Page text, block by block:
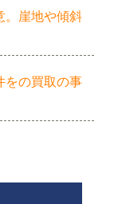
。崖地や傾斜
をの買取の事